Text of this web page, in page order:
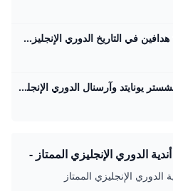
من هم أفضل 10 هدافين في التاريخ الدوري الإنجليزي؟ تمكن فريق مدينة مانشستر من الحصول على 20 لقب دوري محلي بينما تمكن فريق مدينة ليفربول من الحصول على 19 لقب محلي. تباين في السيطرة بين فريقين على الأقل وهو ما حدث في الكرة الإنجليزية، حيث ظهر فريق ليفربول كقوة خلال الفترة من 1972 حتى 1990 حصل فيها على 11 بطولة دوري و4 كؤوس أوروبية.
ملخص مباراة مانشستر يونايتد وآرسنال الدوري الإنجليزي - الجولة 1 - YouTube عاد آرسنال من ميدان منافسه مانشستر يونايتد بالفوز 1-0، ضمن الجولة الأولى من الدوري الإنجليزي الممتاز اليوم الأحد.وسجل هدف المباراة الوحيد الإيطالي ريكاردو كا…
الدوري الإنجليزي الممتاز -
الدوري الإنجليزي الممتاز